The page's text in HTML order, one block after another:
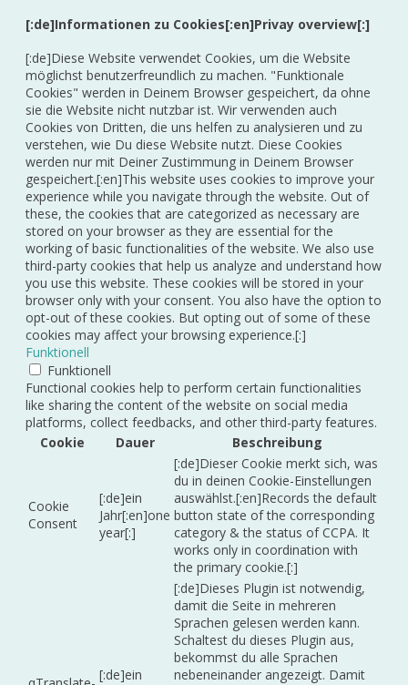
[:de]Informationen zu Cookies[:en]Privay overview[:]
[:de]Diese Website verwendet Cookies, um die Website
möglichst benutzerfreundlich zu machen. "Funktionale
Cookies" werden in Deinem Browser gespeichert, da ohne
sie die Website nicht nutzbar ist. Wir verwenden auch
Cookies von Dritten, die uns helfen zu analysieren und zu
verstehen, wie Du diese Website nutzt. Diese Cookies
werden nur mit Deiner Zustimmung in Deinem Browser
gespeichert.[:en]This website uses cookies to improve your
experience while you navigate through the website. Out of
these, the cookies that are categorized as necessary are
stored on your browser as they are essential for the
working of basic functionalities of the website. We also use
third-party cookies that help us analyze and understand how
you use this website. These cookies will be stored in your
browser only with your consent. You also have the option to
opt-out of these cookies. But opting out of some of these
cookies may affect your browsing experience.[:]
Funktionell
Funktionell
Functional cookies help to perform certain functionalities
like sharing the content of the website on social media
platforms, collect feedbacks, and other third-party features.
Cookie
Dauer Beschreibung
Cookie
Consent
[:de]ein
Jahr[:en]one
year[:]
[:de]Dieser Cookie merkt sich, was
du in deinen Cookie-Einstellungen
auswählst.[:en]Records the default
button state of the corresponding
category & the status of CCPA. It
works only in coordination with
the primary cookie.[:]
[:de]ein
[:de]Dieses Plugin ist notwendig,
damit die Seite in mehreren
Sprachen gelesen werden kann.
Schaltest du dieses Plugin aus,
bekommst du alle Sprachen
nebeneinander angezeigt. Damit